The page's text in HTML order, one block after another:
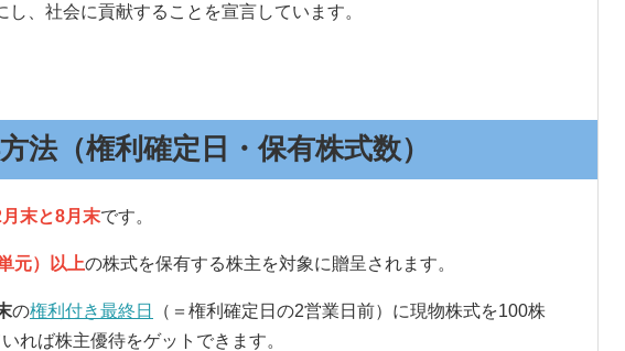
、社会に貢献することを宣言しています。
法（権利確定日・保有株式数）
末と8月末です。
元）以上の株式を保有する株主を対象に贈呈されます。
の権利付き最終日
（＝権利確定日の2営業日前）に現物株式を100株
れば株主優待をゲットできます。